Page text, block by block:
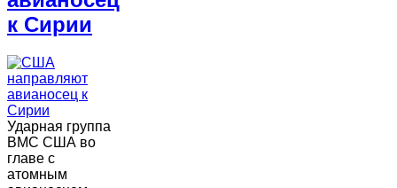
к Сирии
Ударная группа
ВМС США во
главе с
атомным